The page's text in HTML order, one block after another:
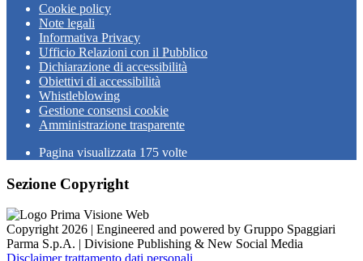
Cookie policy
Note legali
Informativa Privacy
Ufficio Relazioni con il Pubblico
Dichiarazione di accessibilità
Obiettivi di accessibilità
Whistleblowing
Gestione consensi cookie
Amministrazione trasparente
Pagina visualizzata 175 volte
Sezione Copyright
Copyright 2026 | Engineered and powered by Gruppo Spaggiari
Parma S.p.A. | Divisione Publishing & New Social Media